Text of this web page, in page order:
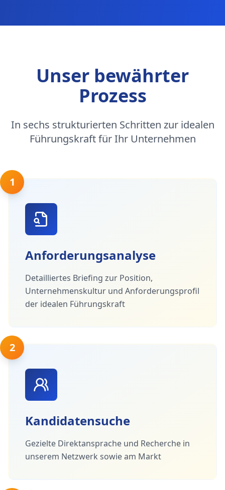
Unser bewährter
Prozess
In sechs strukturierten Schritten zur idealen
Führungskraft für Ihr Unternehmen
1
Anforderungsanalyse
Detailliertes Briefing zur Position,
Unternehmenskultur und Anforderungsprofil
der idealen Führungskraft
2
Kandidatensuche
Gezielte Direktansprache und Recherche in
unserem Netzwerk sowie am Markt